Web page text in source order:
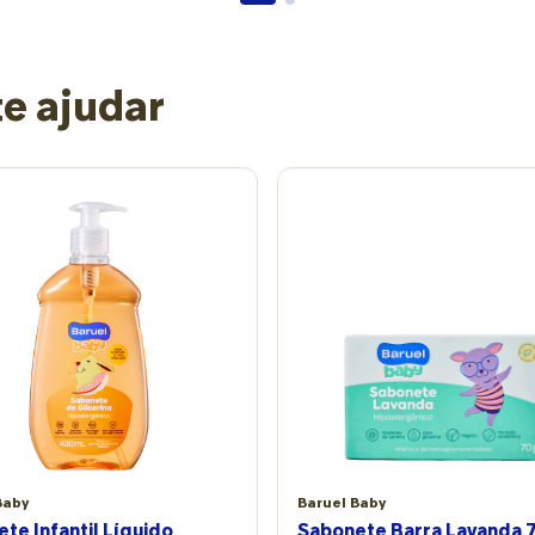
de agir por conta própria. Ela surge com força entre
1 ano e meio e 3 anos, quando a criança começa a
caracteriza por atitudes como: tentativa de realizar
ações sem ajuda, mesmo sem coordenação
suficiente; insistência em tarefas ligadas ao próprio
corpo e ao ambiente; resistência quando o adulto
interfere rapidamente; necessidade de experimentar
causa e efeito. Cognitivamente, a criança já
compreende que, ao tentar fazer sozinha alguma
atividade, algo sempre vai acontecer. Pelo lado
emocional, tal manifestação constrói identidade,
autoestima e senso de competência. Quando o
adulto permite a tentativa, a mensagem é de
confiança; quando impede constantemente, pode
transmitir insegurança. Em que ações essa fase
aparece mais O desejo de autonomia costuma surgir
ajudar
Baruel Baby